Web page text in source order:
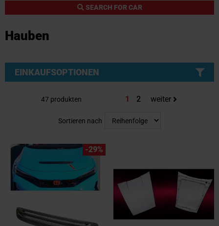
SEARCH FOR CAR
Hauben
EINKAUFSOPTIONEN
47 produkten Sie lesen gerade die Seite
1 Seite
2 weiter
Sortieren nach
-29%